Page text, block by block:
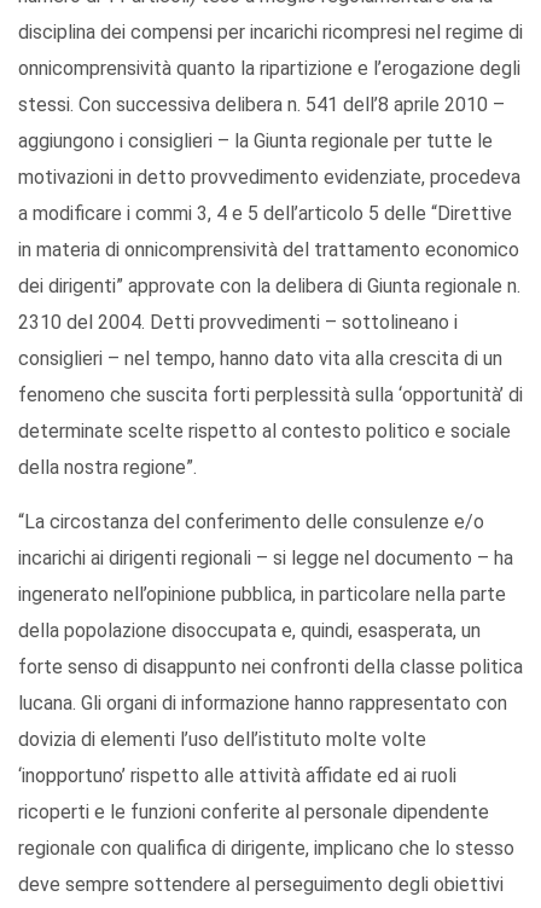
disciplina dei compensi per incarichi ricompresi nel regime di
onnicomprensività quanto la ripartizione e l’erogazione degli
stessi. Con successiva delibera n. 541 dell’8 aprile 2010 –
aggiungono i consiglieri – la Giunta regionale per tutte le
motivazioni in detto provvedimento evidenziate, procedeva
a modificare i commi 3, 4 e 5 dell’articolo 5 delle “Direttive
in materia di onnicomprensività del trattamento economico
dei dirigenti” approvate con la delibera di Giunta regionale n.
2310 del 2004. Detti provvedimenti – sottolineano i
consiglieri – nel tempo, hanno dato vita alla crescita di un
fenomeno che suscita forti perplessità sulla ‘opportunità’ di
determinate scelte rispetto al contesto politico e sociale
della nostra regione”.
“La circostanza del conferimento delle consulenze e/o
incarichi ai dirigenti regionali – si legge nel documento – ha
ingenerato nell’opinione pubblica, in particolare nella parte
della popolazione disoccupata e, quindi, esasperata, un
forte senso di disappunto nei confronti della classe politica
lucana. Gli organi di informazione hanno rappresentato con
dovizia di elementi l’uso dell’istituto molte volte
‘inopportuno’ rispetto alle attività affidate ed ai ruoli
ricoperti e le funzioni conferite al personale dipendente
regionale con qualifica di dirigente, implicano che lo stesso
deve sempre sottendere al perseguimento degli obiettivi